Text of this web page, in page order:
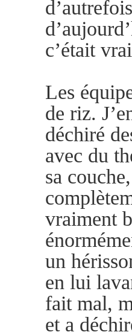
c’était
Les
de riz.
déchiré
avec du
sa
vraiment
un
en lui
fait mal,
et a